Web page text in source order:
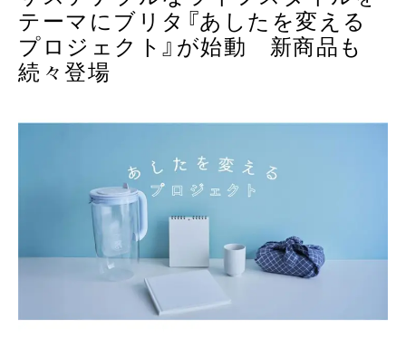
テーマにブリタ『あしたを変える
プロジェクト』が始動 新商品も
続々登場